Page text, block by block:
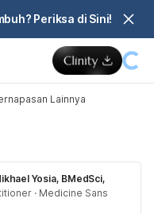
Periksa di Sini!
Lainnya
Yosia, BMedSci,
· Medicine Sans